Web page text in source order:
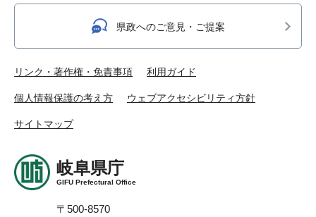
県政へのご意見・ご提案
リンク・著作権・免責事項 利用ガイド
個人情報保護の考え方 ウェブアクセシビリティ方針
サイトマップ
岐阜県庁
GIFU Prefectural Office
〒500-8570